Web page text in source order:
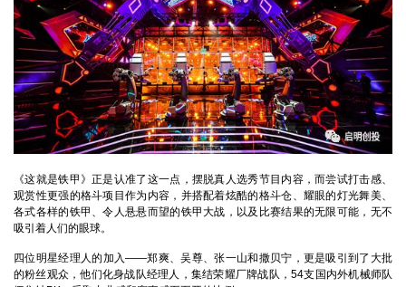
《这就是铁甲》正是认准了这一点，摆脱真人选秀节目内容，而尝试打击感、
观赏性更强的格斗项目作为内容，并搭配着炫酷的格斗仓、耀眼的灯光舞美、
各式各样的铁甲、令人悬悬而望的铁甲大战，以及比赛结果的无限可能，无不
吸引着人们的眼球。
四位明星经理人的加入——郑爽、吴尊、张一山和撒贝宁，更是吸引到了大批
的粉丝观众，他们化身战队经理人，集结荣耀厂牌战队，54支国内外机械师队